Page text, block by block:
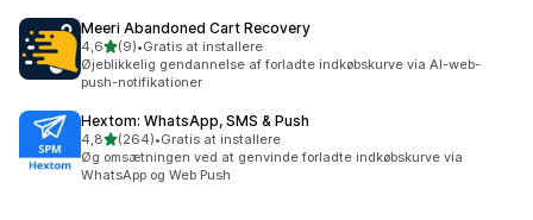
Meeri Abandoned Cart Recovery
4,6ud af 5 stjerner
(9)
9 anmeldelser i alt
•Gratis at installere
Øjeblikkelig gendannelse af forladte indkøbskurve via AI-web-
push-notifikationer
Hextom: WhatsApp, SMS & Push
4,8ud af 5 stjerner
(264)
264 anmeldelser i alt
•Gratis at installere
Øg omsætningen ved at genvinde forladte indkøbskurve via
WhatsApp og Web Push